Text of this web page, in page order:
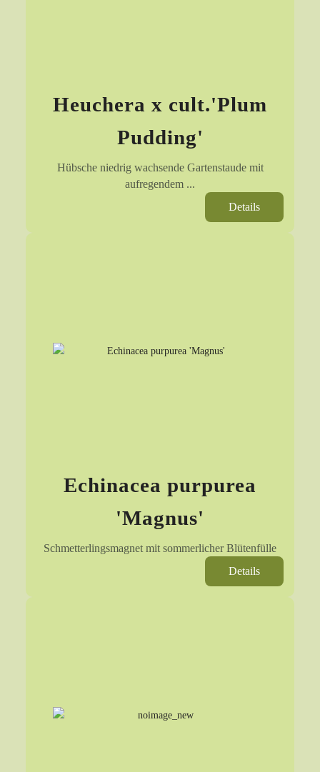
Heuchera x cult.'Plum
Pudding'
Hübsche niedrig wachsende Gartenstaude mit
aufregendem ...
Details
Echinacea purpurea
'Magnus'
Schmetterlingsmagnet mit sommerlicher Blütenfülle
Details